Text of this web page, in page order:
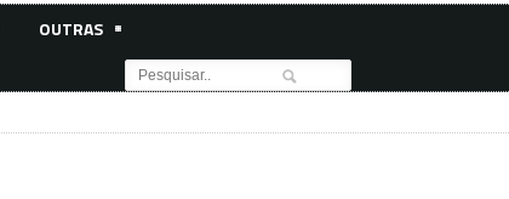
OUTRAS